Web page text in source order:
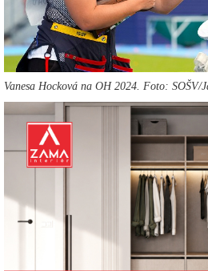
Vanesa Hocková na OH 2024. Foto: SOŠV/